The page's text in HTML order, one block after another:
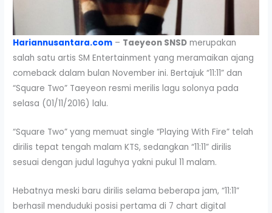
Hariannusantara.com – Taeyeon SNSD merupakan
salah satu artis SM Entertainment yang meramaikan ajang
comeback dalam bulan November ini. Bertajuk “11:11” dan
“Square Two” Taeyeon resmi merilis lagu solonya pada
selasa (01/11/2016) lalu.
“Square Two” yang memuat single “Playing With Fire” telah
dirilis tepat tengah malam KTS, sedangkan “11:11” dirilis
sesuai dengan judul laguhya yakni pukul 11 malam.
Hebatnya meski baru dirilis selama beberapa jam, “11:11”
berhasil menduduki posisi pertama di 7 chart digital